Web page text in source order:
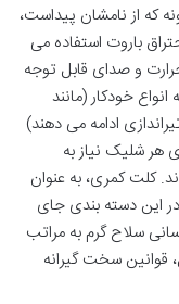
که از نامشان پیداست،
باروت استفاده می
و صدای قابل توجه
خودکار (مانند
ادامه می دهند)
هر شلیک نیاز به
کلت کمری، به عنوان
این دسته بندی جای
سلاح گرم به مراتب
قوانین سخت گیرانه